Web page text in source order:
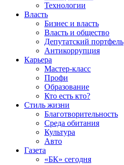
Технологии
Власть
Бизнес и власть
Власть и общество
Депутатский портфель
Антикоррупция
Карьера
Мастер-класс
Профи
Образование
Кто есть кто?
Стиль жизни
Благотворительность
Среда обитания
Культура
Авто
Газета
«БК» сегодня